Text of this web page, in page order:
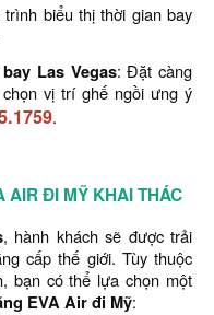
biểu thị thời gian bay
Las Vegas: Đặt càng
vị trí ghế ngồi ưng ý
.
AIR ĐI MỸ KHAI THÁC
, hành khách sẽ được trải
cấp thế giới. Tùy thuộc
bạn có thể lựa chọn một
EVA Air đi Mỹ: